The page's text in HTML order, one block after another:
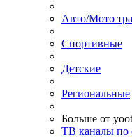
Авто/Мото
Спортивные
Детские
Региональные
Больше от
ТВ каналы по